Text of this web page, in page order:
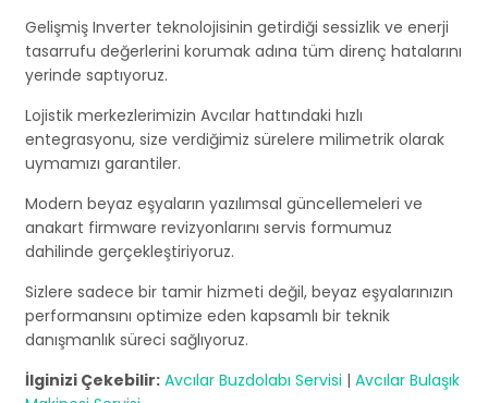
Gelişmiş Inverter teknolojisinin getirdiği sessizlik ve enerji
tasarrufu değerlerini korumak adına tüm direnç hatalarını
yerinde saptıyoruz.
Lojistik merkezlerimizin Avcılar hattındaki hızlı
entegrasyonu, size verdiğimiz sürelere milimetrik olarak
uymamızı garantiler.
Modern beyaz eşyaların yazılımsal güncellemeleri ve
anakart firmware revizyonlarını servis formumuz
dahilinde gerçekleştiriyoruz.
Sizlere sadece bir tamir hizmeti değil, beyaz eşyalarınızın
performansını optimize eden kapsamlı bir teknik
danışmanlık süreci sağlıyoruz.
İlginizi Çekebilir: Avcılar Buzdolabı Servisi | Avcılar Bulaşık